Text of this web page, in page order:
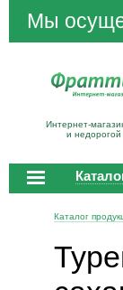
Мы
Интернет-
и недорогой
Каталог